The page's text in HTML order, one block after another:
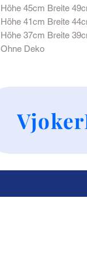
Höhe 45cm Breite
Höhe 41cm Breite
Höhe 37cm Breite
Ohne Deko